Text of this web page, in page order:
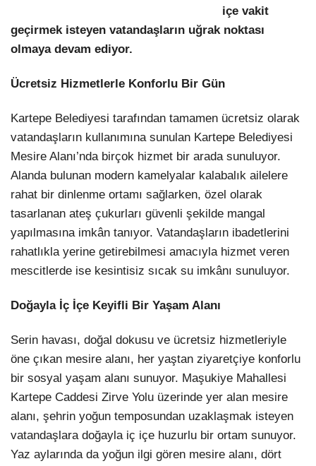
içe vakit
geçirmek isteyen vatandaşların uğrak noktası
olmaya devam ediyor.
Ücretsiz Hizmetlerle Konforlu Bir Gün
Kartepe Belediyesi tarafından tamamen ücretsiz olarak
vatandaşların kullanımına sunulan Kartepe Belediyesi
Mesire Alanı’nda birçok hizmet bir arada sunuluyor.
Alanda bulunan modern kamelyalar kalabalık ailelere
rahat bir dinlenme ortamı sağlarken, özel olarak
tasarlanan ateş çukurları güvenli şekilde mangal
yapılmasına imkân tanıyor. Vatandaşların ibadetlerini
rahatlıkla yerine getirebilmesi amacıyla hizmet veren
mescitlerde ise kesintisiz sıcak su imkânı sunuluyor.
Doğayla İç İçe Keyifli Bir Yaşam Alanı
Serin havası, doğal dokusu ve ücretsiz hizmetleriyle
öne çıkan mesire alanı, her yaştan ziyaretçiye konforlu
bir sosyal yaşam alanı sunuyor. Maşukiye Mahallesi
Kartepe Caddesi Zirve Yolu üzerinde yer alan mesire
alanı, şehrin yoğun temposundan uzaklaşmak isteyen
vatandaşlara doğayla iç içe huzurlu bir ortam sunuyor.
Yaz aylarında da yoğun ilgi gören mesire alanı, dört